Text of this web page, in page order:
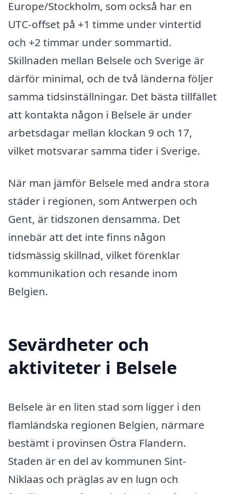
Europe/Stockholm, som också har en
UTC-offset på +1 timme under vintertid
och +2 timmar under sommartid.
Skillnaden mellan Belsele och Sverige är
därför minimal, och de två länderna följer
samma tidsinställningar. Det bästa tillfället
att kontakta någon i Belsele är under
arbetsdagar mellan klockan 9 och 17,
vilket motsvarar samma tider i Sverige.
När man jämför Belsele med andra stora
städer i regionen, som Antwerpen och
Gent, är tidszonen densamma. Det
innebär att det inte finns någon
tidsmässig skillnad, vilket förenklar
kommunikation och resande inom
Belgien.
Sevärdheter och
aktiviteter i Belsele
Belsele är en liten stad som ligger i den
flamländska regionen Belgien, närmare
bestämt i provinsen Östra Flandern.
Staden är en del av kommunen Sint-
Niklaas och präglas av en lugn och